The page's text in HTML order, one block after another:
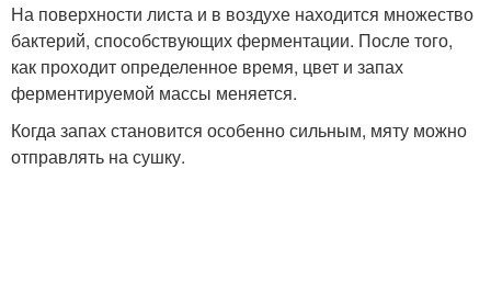
На поверхности листа и в воздухе находится множество
бактерий, способствующих ферментации. После того,
как проходит определенное время, цвет и запах
ферментируемой массы меняется.
Когда запах становится особенно сильным, мяту можно
отправлять на сушку.